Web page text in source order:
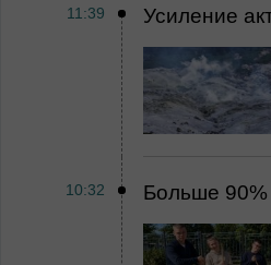
11:39 Усиление
10:32 Больше 90%